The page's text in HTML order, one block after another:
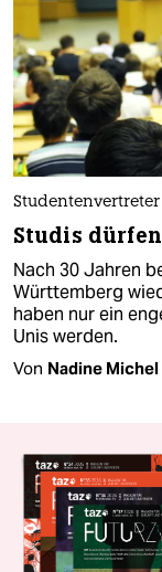
Studis
Nach 30 Jahren
Württemberg
haben nur ein
Unis werden.
Von Nadine Michel